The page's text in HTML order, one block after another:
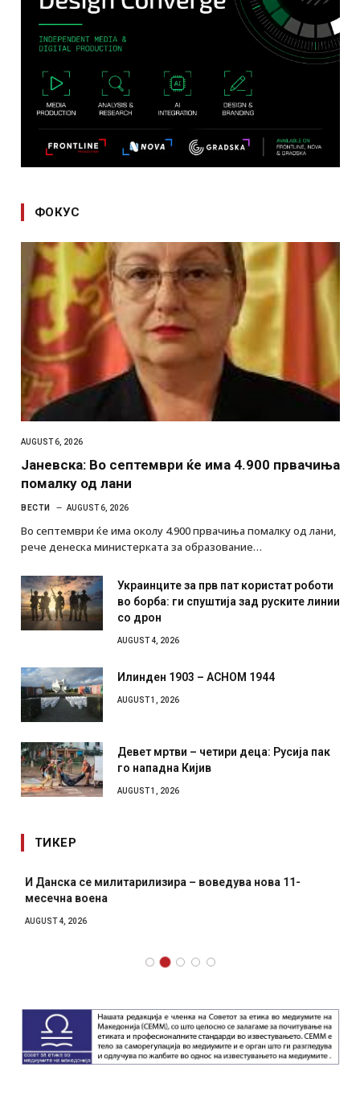
ФОКУС
AUGUST 6, 2026
Јаневска: Во септември ќе има 4.900 првачиња
помалку од лани
ВЕСТИ AUGUST 6, 2026
Во септември ќе има околу 4.900 првачиња помалку од лани,
рече денеска министерката за образование…
Украинците за прв пат користат роботи
во борба: ги спуштија зад руските линии
со дрон
AUGUST 4, 2026
Илинден 1903 – АСНОМ 1944
AUGUST 1, 2026
Девет мртви – четири деца: Русија пак
го нападна Кијив
AUGUST 1, 2026
ТИКЕР
И Данска се милитарилизира – воведува нова 11-
месечна воена
AUGUST 4, 2026